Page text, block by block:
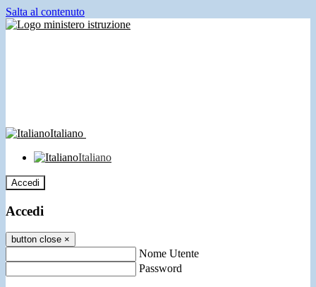
Salta al contenuto
Italiano
Italiano
Accedi
Accedi
button close ×
Nome Utente
Password